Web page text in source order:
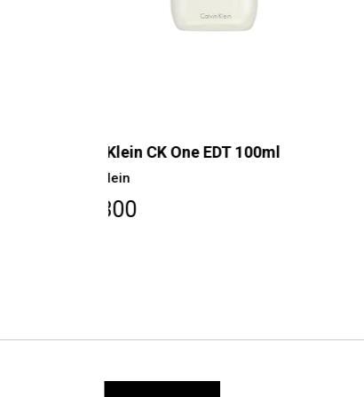
Calvin Klein CK One Set 2 Pcs 100ml
Calvin Klein
$66.500